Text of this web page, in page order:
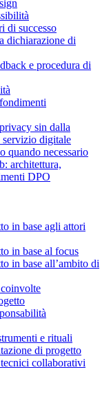
di successo
dichiarazione di
e procedura di
sin dalla
servizio digitale
quando necessario
architettura,
DPO
in base agli attori
in base al focus
in base all’ambito di
e rituali
di progetto
collaborativi